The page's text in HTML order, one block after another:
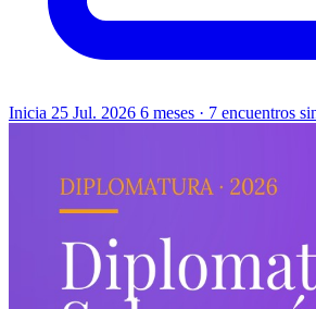
Inicia 25 Jul. 2026 6 meses · 7 encuentros